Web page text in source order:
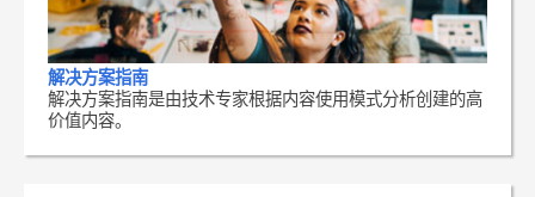
解决方案指南
解决方案指南是由技术专家根据内容使用模式分析创建的高
价值内容。